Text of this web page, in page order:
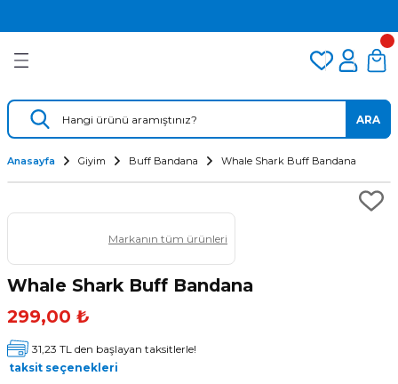
Dalış Regülatörü
Dalış Konsolu
ARA
Anasayfa Giyim Buff Bandana Whale Shark Buff Bandana
Markanın tüm ürünleri
Whale Shark Buff Bandana
299,00 ₺
31,23 TL den başlayan taksitlerle!
taksit seçenekleri